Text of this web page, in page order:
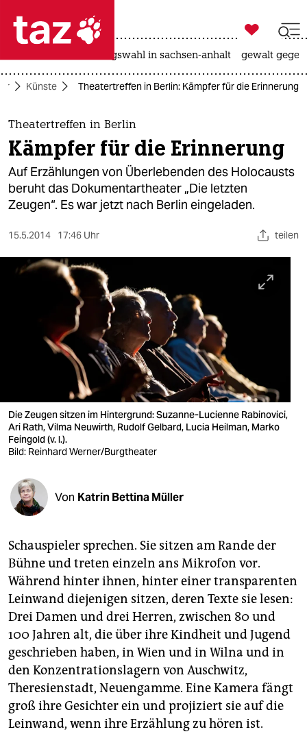
 taz zahl ich
taz zahl ich
themen
politik
öko
gesellschaft
sport
verlag
verlag
veranstaltungen
shop
fragen & hilfe
unterstützen
abo
genossenschaft
epaper login

taz zahl ich
landtagswahl in sachsen-anhalt gewalt
Künste Theatertreffen in Berlin: Kämpfer für die Erinnerung
Theatertreffen in Berlin
Kämpfer für die Erinnerung
Auf Erzählungen von Überlebenden des Holocausts
beruht das Dokumentartheater „Die letzten
Zeugen“. Es war jetzt nach Berlin eingeladen.
15.5.2014 17:46 Uhr teilen
Die Zeugen sitzen im Hintergrund: Suzanne-Lucienne Rabinovici,
Ari Rath, Vilma Neuwirth, Rudolf Gelbard, Lucia Heilman, Marko
Feingold (v. l.).
Bild: Reinhard Werner/Burgtheater
Von Katrin Bettina Müller
Schauspieler sprechen. Sie sitzen am Rande der
Bühne und treten einzeln ans Mikrofon vor.
Während hinter ihnen, hinter einer transparenten
Leinwand diejenigen sitzen, deren Texte sie lesen:
Drei Damen und drei Herren, zwischen 80 und
100 Jahren alt, die über ihre Kindheit und Jugend
geschrieben haben, in Wien und in Wilna und in
den Konzentrationslagern von Auschwitz,
Theresienstadt, Neuengamme. Eine Kamera fängt
groß ihre Gesichter ein und projiziert sie auf die
Leinwand, wenn ihre Erzählung zu hören ist.